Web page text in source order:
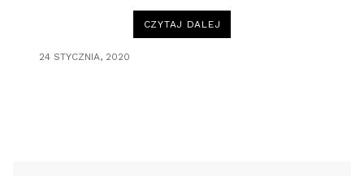
CZYTAJ DALEJ
24 STYCZNIA, 2020